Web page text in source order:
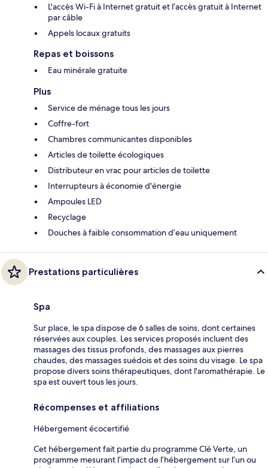
L'accès Wi-Fi à Internet gratuit et l’accès gratuit à Internet
par câble
Appels locaux gratuits
Repas et boissons
Eau minérale gratuite
Plus
Service de ménage tous les jours
Coffre-fort
Chambres communicantes disponibles
Articles de toilette écologiques
Distributeur en vrac pour articles de toilette
Interrupteurs à économie d'énergie
Ampoules LED
Recyclage
Douches à faible consommation d’eau uniquement
Prestations particulières
Spa
Sur place, le spa dispose de 6 salles de soins, dont certaines
réservées aux couples. Les services proposés incluent des
massages des tissus profonds, des massages aux pierres
chaudes, des massages suédois et des soins du visage. Le spa
propose divers soins thérapeutiques, dont l'aromathérapie. Le
spa est ouvert tous les jours.
Récompenses et affiliations
Hébergement écocertifié
Cet hébergement fait partie du programme Clé Verte, un
programme mesurant l’impact de l’hébergement sur l’un ou